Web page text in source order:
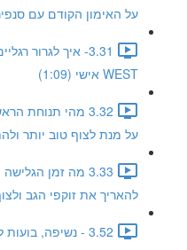
על האימון הקודם עם סנפירים
3.31- איך לגרור
WEST אישי (1:09)
על מנת לצוף טוב יותר
3.33 מה זמן
להאריך את זוקפי הגב ולצוף